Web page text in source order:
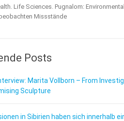
Life Sciences. Pugnalom:
Missstände
Posts
Marita Vollborn – From
Sculpture
in Sibirien haben sich innerhalb